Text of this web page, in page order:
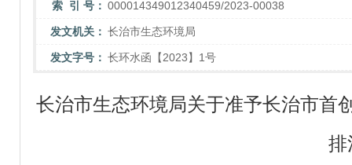
索 引 号： 000014349012340459/2023-00038
发文机关： 长治市生态环境局
发文字号： 长环水函【2023】1号
长治市生态环境局关于准予长治市首
排